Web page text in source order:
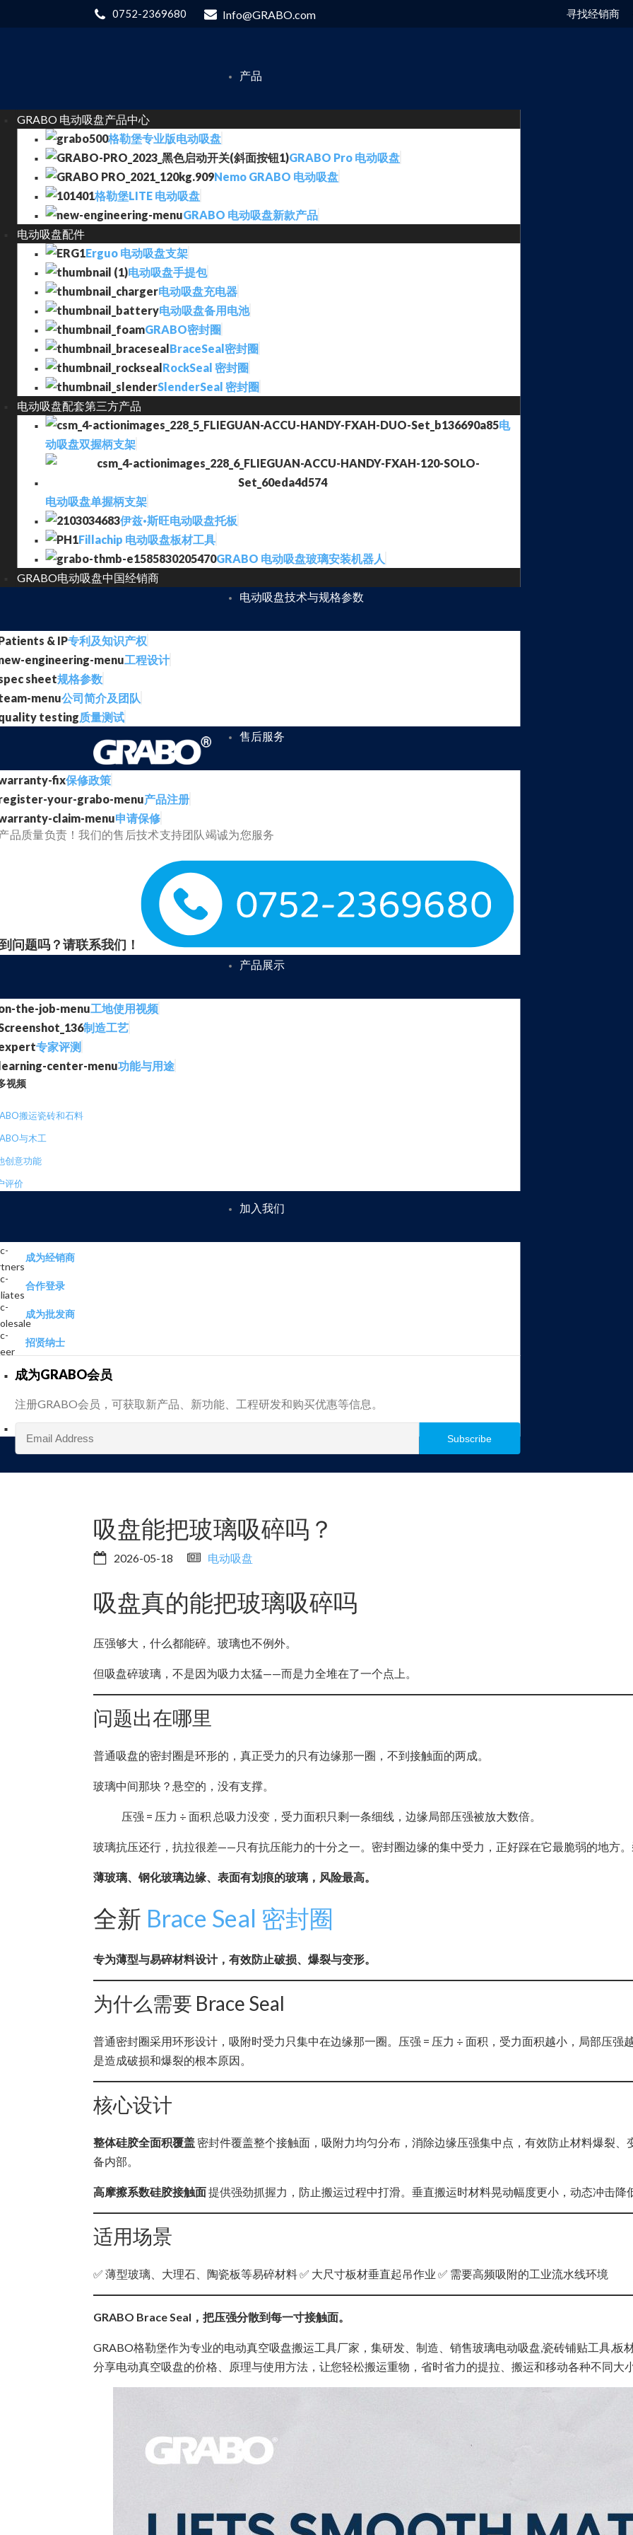
0752-2369680 Info@GRABO.com 寻找经销商
产品
GRABO 电动吸盘产品中心
格勒堡专业版电动吸盘
GRABO Pro 电动吸盘
Nemo GRABO 电动吸盘
格勒堡LITE 电动吸盘
GRABO 电动吸盘新款产品
电动吸盘配件
Erguo 电动吸盘支架
电动吸盘手提包
电动吸盘充电器
电动吸盘备用电池
GRABO密封圈
BraceSeal密封圈
RockSeal 密封圈
SlenderSeal 密封圈
电动吸盘配套第三方产品
电
动吸盘双握柄支架
电动吸盘单握柄支架
伊兹·斯旺电动吸盘托板
Fillachip 电动吸盘板材工具
GRABO 电动吸盘玻璃安装机器人
GRABO电动吸盘中国经销商
电动吸盘技术与规格参数
专利及知识产权
工程设计
规格参数
公司简介及团队
质量测试
售后服务
保修政策
产品注册
申请保修
品质量负责！我们的售后技术支持团队竭诚为您服务
问题吗？请联系我们！
产品展示
工地使用视频
制造工艺
专家评测
功能与用途
视频
搬运瓷砖和石料
与木工
创意功能
评价
加入我们
成为经销商
合作登录
成为批发商
招贤纳士
成为GRABO会员
注册GRABO会员，可获取新产品、新功能、工程研发和购买优惠等信息。
吸盘能把玻璃吸碎吗？
2026-05-18 电动吸盘
吸盘真的能把玻璃吸碎吗
压强够大，什么都能碎。玻璃也不例外。
但吸盘碎玻璃，不是因为吸力太猛——而是力全堆在了一个点上。
问题出在哪里
普通吸盘的密封圈是环形的，真正受力的只有边缘那一圈，不到接触面的两成。
玻璃中间那块？悬空的，没有支撑。
压强 = 压力 ÷ 面积 总吸力没变，受力面积只剩一条细线，边缘局部压强被放大数倍。
玻璃抗压还行，抗拉很差——只有抗压能力的十分之一。密封圈边缘的集中受力，正好踩在它最脆弱的地方。
薄玻璃、钢化玻璃边缘、表面有划痕的玻璃，风险最高。
全新 Brace Seal 密封圈
专为薄型与易碎材料设计，有效防止破损、爆裂与变形。
为什么需要 Brace Seal
普通密封圈采用环形设计，吸附时受力只集中在边缘那一圈。压强 = 压力 ÷ 面积，受力面积越小，局部压强
是造成破损和爆裂的根本原因。
核心设计
整体硅胶全面积覆盖 密封件覆盖整个接触面，吸附力均匀分布，消除边缘压强集中点，有效防止材料爆裂
备内部。
高摩擦系数硅胶接触面提供强劲抓握力，防止搬运过程中打滑。垂直搬运时材料晃动幅度更小，动态冲击降
适用场景
✅ 薄型玻璃、大理石、陶瓷板等易碎材料 ✅ 大尺寸板材垂直起吊作业 ✅ 需要高频吸附的工业流水线环境
GRABO Brace Seal，把压强分散到每一寸接触面。
GRABO格勒堡作为专业的电动真空吸盘搬运工具厂家，集研发、制造、销售玻璃电动吸盘,瓷砖铺贴工具,板
分享电动真空吸盘的价格、原理与使用方法，让您轻松搬运重物，省时省力的提拉、搬运和移动各种不同大小